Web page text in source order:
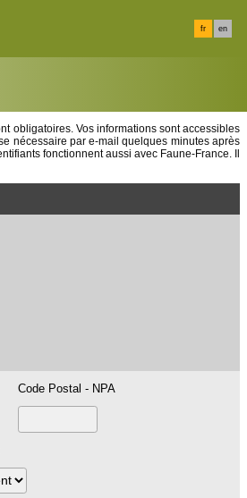
fr en
obligatoires. Vos informations sont accessibles
nécessaire par e-mail quelques minutes après
fonctionnent aussi avec Faune-France. Il
Code Postal - NPA